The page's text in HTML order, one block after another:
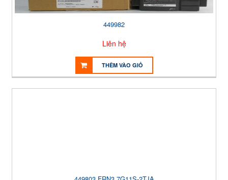
449982
Liên hệ
THÊM VÀO GIỎ